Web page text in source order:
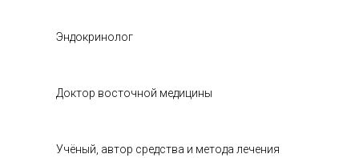
Эндокринолог
Доктор восточной медицины
Учёный, автор средства и метода лечения